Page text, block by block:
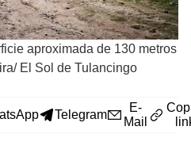
aproximada de 130 metros
El Sol de Tulancingo
Telegram
E-
Mail